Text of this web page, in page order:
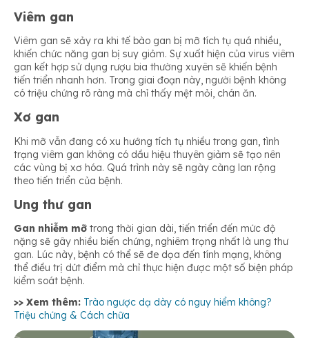
Viêm gan
Viêm gan sẽ xảy ra khi tế bào gan bị mỡ tích tụ quá nhiều,
khiến chức năng gan bị suy giảm. Sự xuất hiện của virus viêm
gan kết hợp sử dụng rượu bia thường xuyên sẽ khiến bệnh
tiến triển nhanh hơn. Trong giai đoạn này, người bệnh không
có triệu chứng rõ ràng mà chỉ thấy mệt mỏi, chán ăn.
Xơ gan
Khi mỡ vẫn đang có xu hướng tích tụ nhiều trong gan, tình
trạng viêm gan không có dầu hiệu thuyên giảm sẽ tạo nên
các vùng bị xơ hóa. Quá trình này sẽ ngày càng lan rộng
theo tiến triển của bệnh.
Ung thư gan
Gan nhiễm mỡ trong thời gian dài, tiến triển đến mức độ
nặng sẽ gây nhiều biến chứng, nghiêm trọng nhất là ung thư
gan. Lúc này, bệnh có thể sẽ đe dọa đến tính mạng, không
thể điều trị dứt điểm mà chỉ thực hiện được một số biện pháp
kiểm soát bệnh.
>> Xem thêm: Trào ngược dạ dày có nguy hiểm không?
Triệu chứng & Cách chữa